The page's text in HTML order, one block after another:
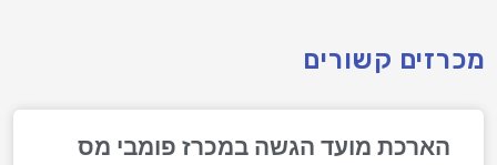
מכרזים קשורים
הארכת מועד הגשה במכרז פומבי מס